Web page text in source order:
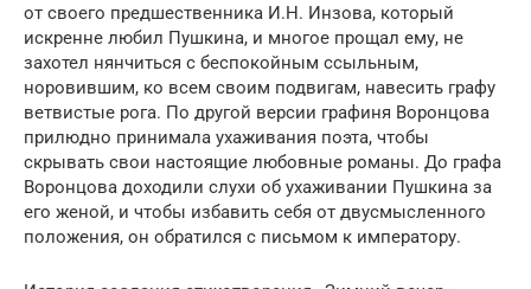
от своего предшественника И.Н. Инзова, который
искренне любил Пушкина, и многое прощал ему, не
захотел нянчиться с беспокойным ссыльным,
норовившим, ко всем своим подвигам, навесить графу
ветвистые рога. По другой версии графиня Воронцова
прилюдно принимала ухаживания поэта, чтобы
скрывать свои настоящие любовные романы. До графа
Воронцова доходили слухи об ухаживании Пушкина за
его женой, и чтобы избавить себя от двусмысленного
положения, он обратился с письмом к императору.